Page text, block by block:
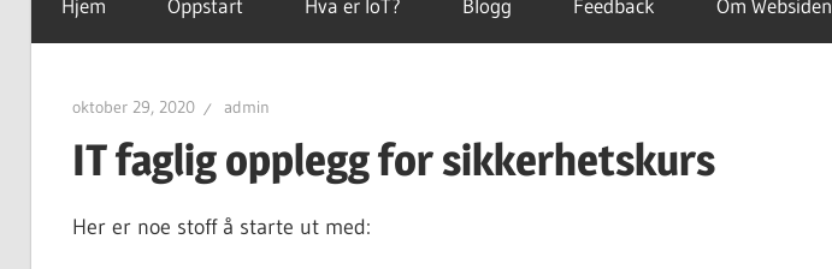
Hjem Oppstart Hva er IoT? Blogg Feedback Om Websiden
oktober 29, 2020 admin
IT faglig opplegg for sikkerhetskurs
Her er noe stoff å starte ut med: